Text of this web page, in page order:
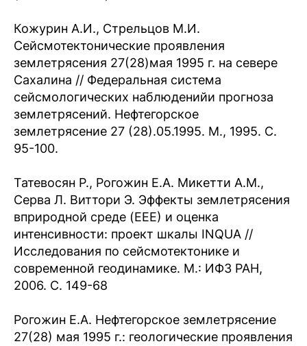
Кожурин A.И., Стрельцов M.И.
Сейсмотектонические проявления
землетрясения 27(28)мая 1995 г. на севере
Сахалина // Федеральная система
сейсмологических наблюденийи прогноза
землетрясений. Нефтегорское
землетрясение 27 (28).05.1995. М., 1995. С.
95-100.
Татевосян Р., Рогожин Е.А. Микетти А.М.,
Серва Л. Виттори Э. Эффекты землетрясения
вприродной среде (ЕЕЕ) и оценка
интенсивности: проект шкалы INQUA //
Исследования по сейсмотектонике и
современной геодинамике. М.: ИФЗ РАН,
2006. С. 149-68
Рогожин Е.А. Нефтегорское землетрясение
27(28) мая 1995 г.: геологические проявления